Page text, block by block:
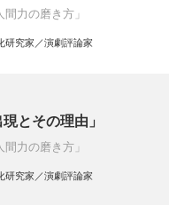
力の磨き方」
研究家／演劇評論家
とその理由」
力の磨き方」
研究家／演劇評論家